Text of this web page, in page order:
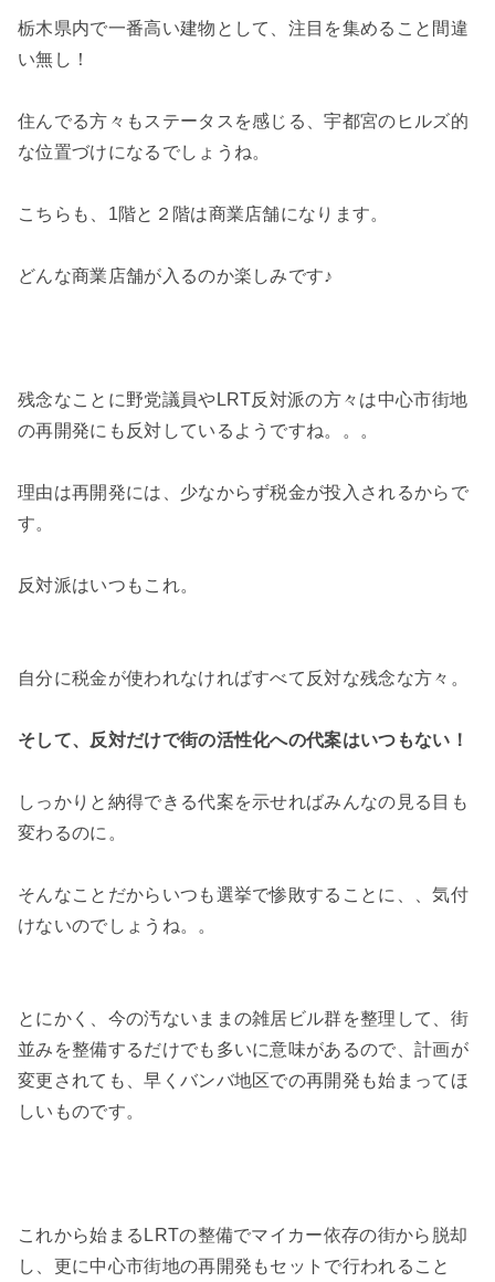
栃木県内で一番高い建物として、注目を集めること間違
い無し！
住んでる方々もステータスを感じる、宇都宮のヒルズ的
な位置づけになるでしょうね。
こちらも、1階と２階は商業店舗になります。
どんな商業店舗が入るのか楽しみです♪
残念なことに野党議員やLRT反対派の方々は中心市街地
の再開発にも反対しているようですね。。。
理由は再開発には、少なからず税金が投入されるからで
す。
反対派はいつもこれ。
自分に税金が使われなければすべて反対な残念な方々。
そして、反対だけで街の活性化への代案はいつもない！
しっかりと納得できる代案を示せればみんなの見る目も
変わるのに。
そんなことだからいつも選挙で惨敗することに、、気付
けないのでしょうね。。
とにかく、今の汚ないままの雑居ビル群を整理して、街
並みを整備するだけでも多いに意味があるので、計画が
変更されても、早くバンバ地区での再開発も始まってほ
しいものです。
これから始まるLRTの整備でマイカー依存の街から脱却
し、更に中心市街地の再開発もセットで行われること